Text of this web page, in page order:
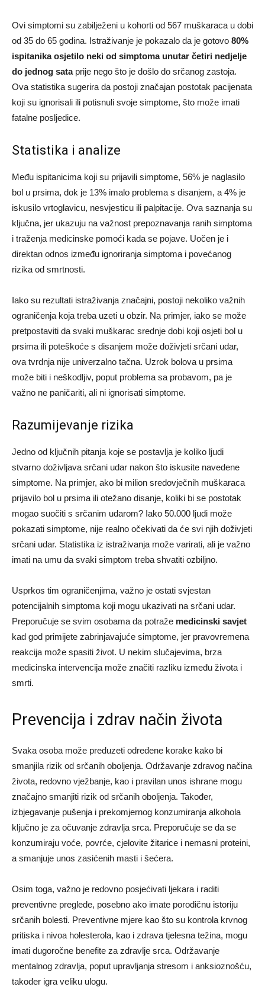
Ovi simptomi su zabilježeni u kohorti od 567 muškaraca u dobi
od 35 do 65 godina. Istraživanje je pokazalo da je gotovo 80%
ispitanika osjetilo neki od simptoma unutar četiri nedjelje
do jednog sataprije nego što je došlo do srčanog zastoja.
Ova statistika sugerira da postoji značajan postotak pacijenata
koji su ignorisali ili potisnuli svoje simptome, što može imati
fatalne posljedice.
Statistika i analize
Među ispitanicima koji su prijavili simptome, 56% je naglasilo
bol u prsima, dok je 13% imalo problema s disanjem, a 4% je
iskusilo vrtoglavicu, nesvjesticu ili palpitacije. Ova saznanja su
ključna, jer ukazuju na važnost prepoznavanja ranih simptoma
i traženja medicinske pomoći kada se pojave. Uočen je i
direktan odnos između ignoriranja simptoma i povećanog
rizika od smrtnosti.
Iako su rezultati istraživanja značajni, postoji nekoliko važnih
ograničenja koja treba uzeti u obzir. Na primjer, iako se može
pretpostaviti da svaki muškarac srednje dobi koji osjeti bol u
prsima ili poteškoće s disanjem može doživjeti srčani udar,
ova tvrdnja nije univerzalno tačna. Uzrok bolova u prsima
može biti i neškodljiv, poput problema sa probavom, pa je
važno ne paničariti, ali ni ignorisati simptome.
Razumijevanje rizika
Jedno od ključnih pitanja koje se postavlja je koliko ljudi
stvarno doživljava srčani udar nakon što iskusite navedene
simptome. Na primjer, ako bi milion sredovječnih muškaraca
prijavilo bol u prsima ili otežano disanje, koliki bi se postotak
mogao suočiti s srčanim udarom? Iako 50.000 ljudi može
pokazati simptome, nije realno očekivati da će svi njih doživjeti
srčani udar. Statistika iz istraživanja može varirati, ali je važno
imati na umu da svaki simptom treba shvatiti ozbiljno.
Usprkos tim ograničenjima, važno je ostati svjestan
potencijalnih simptoma koji mogu ukazivati na srčani udar.
Preporučuje se svim osobama da potraže medicinski savjet
kad god primijete zabrinjavajuće simptome, jer pravovremena
reakcija može spasiti život. U nekim slučajevima, brza
medicinska intervencija može značiti razliku između života i
smrti.
Prevencija i zdrav način života
Svaka osoba može preduzeti određene korake kako bi
smanjila rizik od srčanih oboljenja. Održavanje zdravog načina
života, redovno vježbanje, kao i pravilan unos ishrane mogu
značajno smanjiti rizik od srčanih oboljenja. Također,
izbjegavanje pušenja i prekomjernog konzumiranja alkohola
ključno je za očuvanje zdravlja srca. Preporučuje se da se
konzumiraju voće, povrće, cjelovite žitarice i nemasni proteini,
a smanjuje unos zasićenih masti i šećera.
Osim toga, važno je redovno posjećivati ljekara i raditi
preventivne preglede, posebno ako imate porodičnu istoriju
srčanih bolesti. Preventivne mjere kao što su kontrola krvnog
pritiska i nivoa holesterola, kao i zdrava tjelesna težina, mogu
imati dugoročne benefite za zdravlje srca. Održavanje
mentalnog zdravlja, poput upravljanja stresom i anksioznošću,
također igra veliku ulogu.